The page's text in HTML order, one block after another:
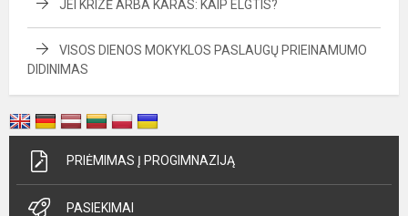
JEI KRIZĖ ARBA KARAS: KAIP ELGTIS?
VISOS DIENOS MOKYKLOS PASLAUGŲ PRIEINAMUMO
DIDINIMAS
PRIĖMIMAS Į PROGIMNAZIJĄ
PASIEKIMAI